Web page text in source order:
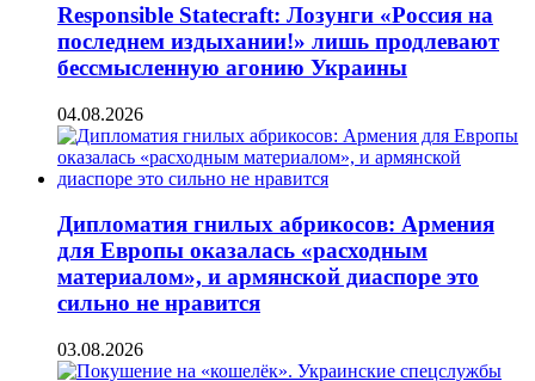
Responsible Statecraft: Лозунги «Россия на
последнем издыхании!» лишь продлевают
бессмысленную агонию Украины
04.08.2026
Дипломатия гнилых абрикосов: Армения
для Европы оказалась «расходным
материалом», и армянской диаспоре это
сильно не нравится
03.08.2026